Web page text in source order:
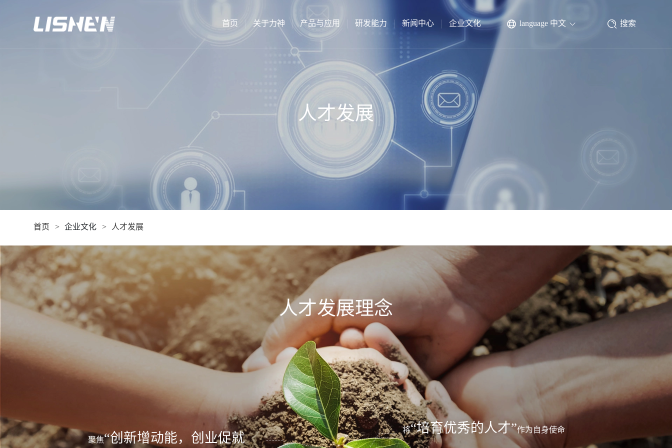
首页 关于力神 产品与应用 研发能力 新闻中心 企业文化 language 中文 搜索
人才发展
首页 企业文化 人才发展
人才发展理念
聚焦“创新增动能，创业促就
将“培育优秀的人才”作为自身使命